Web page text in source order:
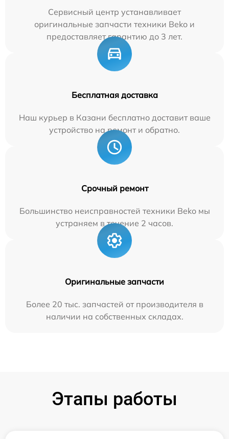
Сервисный центр устанавливает
оригинальные запчасти техники Beko и
предоставляет гарантию до 3 лет.
Бесплатная доставка
Наш курьер в Казани бесплатно доставит ваше
устройство на ремонт и обратно.
Срочный ремонт
Большинство неисправностей техники Beko мы
устраняем в течение 2 часов.
Оригинальные запчасти
Более 20 тыс. запчастей от производителя в
наличии на собственных складах.
Этапы работы